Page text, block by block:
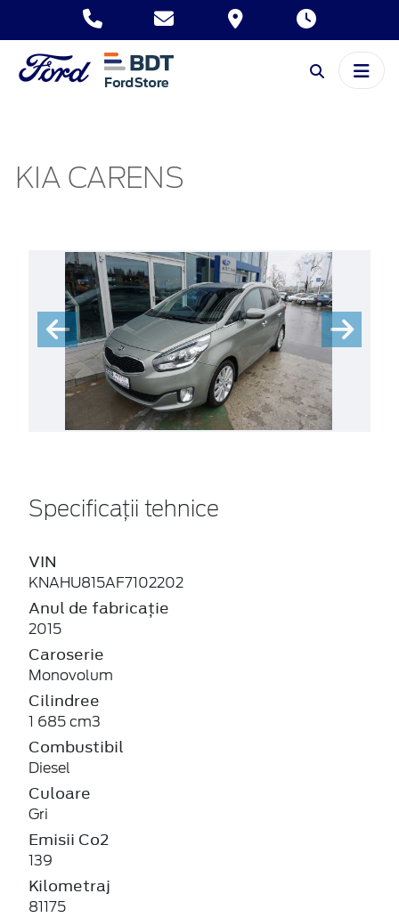
KIA CARENS
Specificații tehnice
VIN
KNAHU815AF7102202
Anul de fabricație
2015
Caroserie
Monovolum
Cilindree
1 685 cm3
Combustibil
Diesel
Culoare
Gri
Emisii Co2
139
Kilometraj
81175